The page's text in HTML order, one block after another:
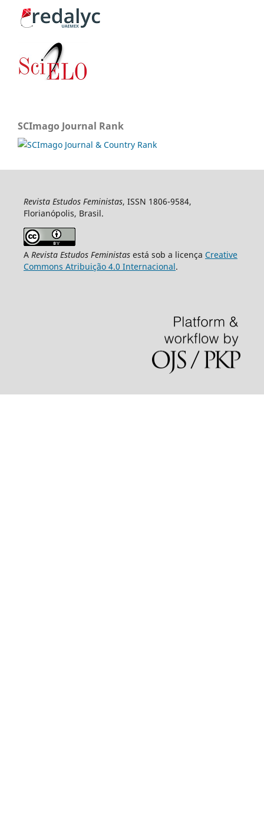
SCImago Journal Rank
Revista Estudos Feministas, ISSN 1806-9584,
Florianópolis, Brasil.
A Revista Estudos Feministasestá sob a licença Creative
Commons Atribuição 4.0 Internacional.